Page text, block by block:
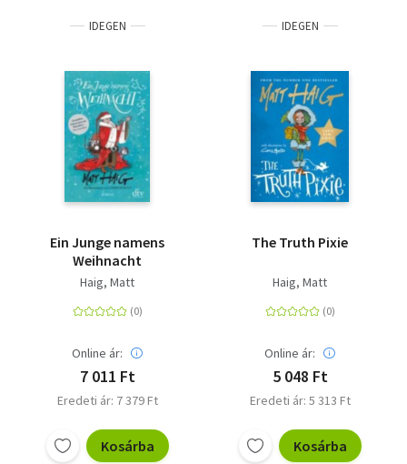
IDEGEN
Ein Junge namens
Weihnacht
Haig, Matt
Online ár:
7 011 Ft
Eredeti ár: 7 379 Ft
Kosárba
IDEGEN
The Truth Pixie
Haig, Matt
Online ár:
5 048 Ft
Eredeti ár: 5 313 Ft
Kosárba